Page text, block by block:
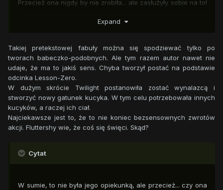
Przecież ona nigdy by nie zrobiła... ale zasłużyły sobie na to!
przysłużyć się Euquestri, a one tylko milczą i nie chcą dać jej
Expand
Takiej pretekstowej fabuły można się spodziewać tylko po
tworach babeczko-podobnych. Ale tym razem autor nawet nie
udaje, że ma to jakiś sens. Chyba tworzył postać na podstawie
odcinka Lesson-Zero.
W dużym skrócie Twilight postanowiła zostać wynalazcą i
stworzyć nowy gatunek kucyka. W tym celu potrzebowała innych
kucyków, a raczej ich ciał.
Najciekawsze jest to, że to nie koniec bezsensownych zwrotów
akcji. Fluttershy wie, że coś się święci. Skąd?
Cytat
W sumie, to nie była jego opiekunką, ale przecież... czy ona